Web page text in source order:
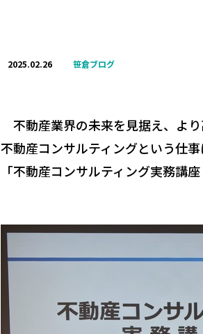
2025.02.26 笹倉ブログ
不動産業界の未来を見据え、より
不動産コンサルティングという仕
「不動産コンサルティング実務講